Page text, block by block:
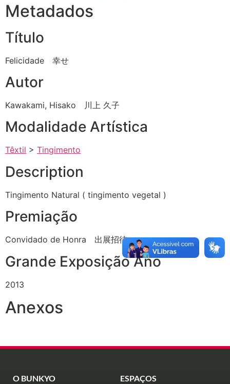
Metadados
Título
Felicidade 幸せ
Autor
Kawakami, Hisako 川上 久子
Modalidade Artística
Têxtil > Tingimento
Description
Tingimento Natural ( tingimento vegetal )
Premiação
Convidado de Honra 出展招待
Grande Exposição Ano
2013
Anexos
O BUNKYO ESPAÇOS